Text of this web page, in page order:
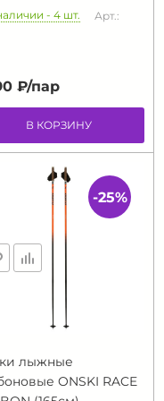
- 4 шт. Арт.:
₽/пар
В КОРЗИНУ
лыжные
ONSKI RACE
-25%